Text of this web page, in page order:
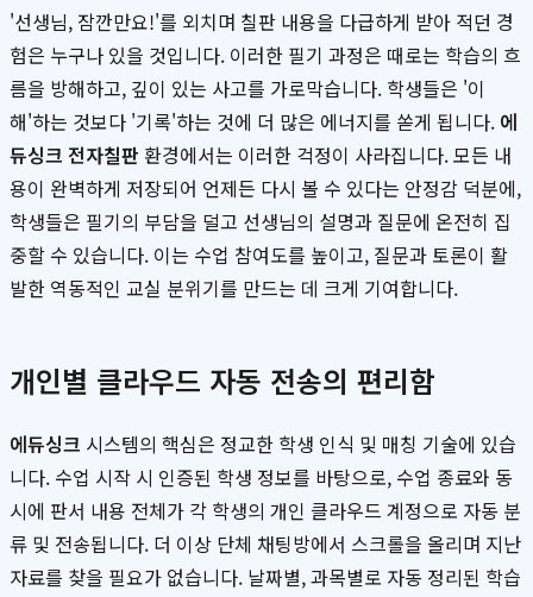
'선생님, 잠깐만요!'를 외치며 칠판 내용을 다급하게 받아 적던 경
험은 누구나 있을 것입니다. 이러한 필기 과정은 때로는 학습의 흐
름을 방해하고, 깊이 있는 사고를 가로막습니다. 학생들은 '이
해'하는 것보다 '기록'하는 것에 더 많은 에너지를 쏟게 됩니다. 에
듀싱크 전자칠판 환경에서는 이러한 걱정이 사라집니다. 모든 내
용이 완벽하게 저장되어 언제든 다시 볼 수 있다는 안정감 덕분에,
학생들은 필기의 부담을 덜고 선생님의 설명과 질문에 온전히 집
중할 수 있습니다. 이는 수업 참여도를 높이고, 질문과 토론이 활
발한 역동적인 교실 분위기를 만드는 데 크게 기여합니다.
개인별 클라우드 자동 전송의 편리함
에듀싱크 시스템의 핵심은 정교한 학생 인식 및 매칭 기술에 있습
니다. 수업 시작 시 인증된 학생 정보를 바탕으로, 수업 종료와 동
시에 판서 내용 전체가 각 학생의 개인 클라우드 계정으로 자동 분
류 및 전송됩니다. 더 이상 단체 채팅방에서 스크롤을 올리며 지난
자료를 찾을 필요가 없습니다. 날짜별, 과목별로 자동 정리된 학습